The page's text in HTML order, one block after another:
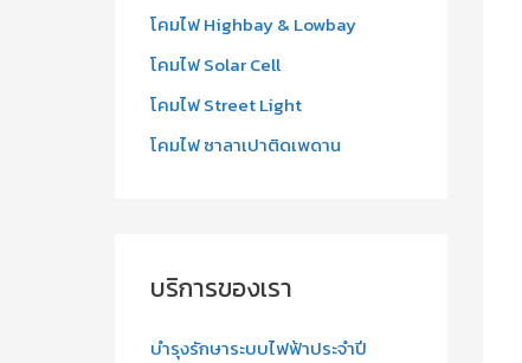
โคมไฟ Highbay & Lowbay
โคมไฟ Solar Cell
โคมไฟ Street Light
โคมไฟ ซาลาเปาติดเพดาน
บริการของเรา
บำรุงรักษาระบบไฟฟ้าประจำปี